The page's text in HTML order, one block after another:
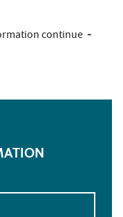
continue -